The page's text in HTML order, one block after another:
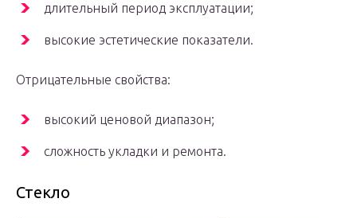
длительный период эксплуатации;
высокие эстетические показатели.
Отрицательные свойства:
высокий ценовой диапазон;
сложность укладки и ремонта.
Стекло